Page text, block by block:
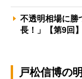
不透明相場に
長！」【第9回】
戸松信博の